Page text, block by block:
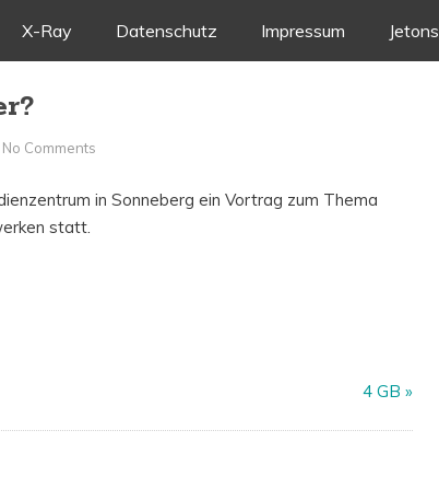
Skip
content
X-Ray Datenschutz Impressum Jetons
No Comments
in Sonneberg ein Vortrag zum Thema
statt.
4 GB »